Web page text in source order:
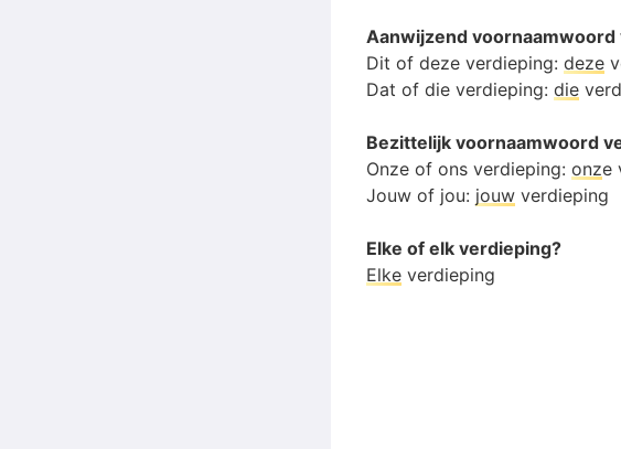
Aanwijzend
Dit of deze verdieping: deze
Dat of die verdieping: die
Bezittelijk voornaamwoord
Onze of ons verdieping: onze
Jouw of jou: jouw verdieping
Elke of elk verdieping?
Elke verdieping